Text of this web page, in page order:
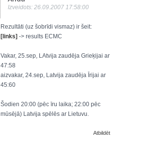
Izveidots: 26.09.2007 17:58:00
Rezultāti (uz šobrīdi vismaz) ir šeit:
[links] -> results ECMC
Vakar, 25.sep, LAtvija zaudēja Grieķijai ar
47:58
aizvakar, 24.sep, Latvija zaudēja Īrijai ar
45:60
Šodien 20:00 (pēc īru laika; 22:00 pēc
mūsējā) Latvija spēlēs ar Lietuvu.
Atbildēt